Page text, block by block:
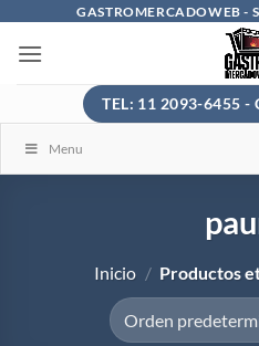
contenido
GASTROMERCADOWEB -
TEL: 11 2093-6455 -
Menu
Inicio / Productos